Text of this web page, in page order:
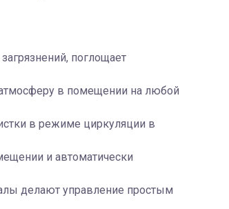
поглощает
в помещении на любой
в режиме циркуляции в
и автоматически
делают управление простым